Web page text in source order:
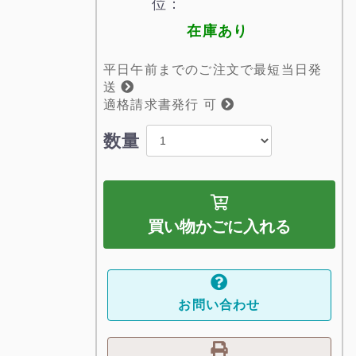
位：
在庫あり
平日午前までのご注文で最短当日発
送
適格請求書発行 可
数量
買い物かごに入れる
お問い合わせ